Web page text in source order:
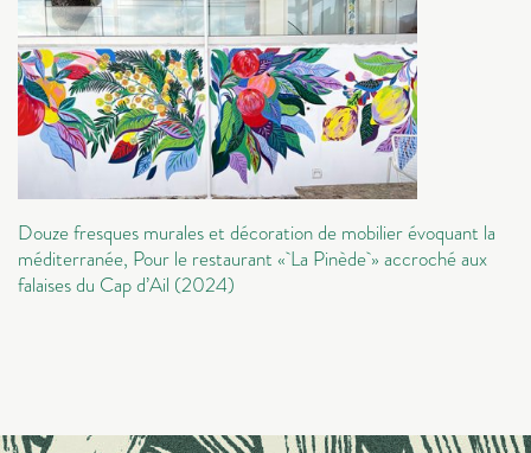
Douze fresques murales et décoration de mobilier évoquant la
méditerranée, Pour le restaurant « La Pinède » accroché aux
falaises du Cap d’Ail (2024)